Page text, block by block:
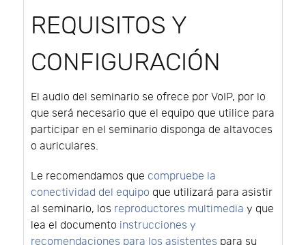
REQUISITOS Y
CONFIGURACIÓN
El audio del seminario se ofrece por VoIP, por lo
que será necesario que el equipo que utilice para
participar en el seminario disponga de altavoces
o auriculares.
Le recomendamos que compruebe la
conectividad del equipo que utilizará para asistir
al seminario, los reproductores multimedia y que
lea el documento instrucciones y
recomendaciones para los asistentes para su